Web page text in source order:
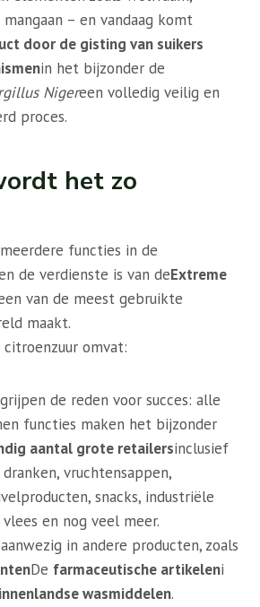
– en vandaag komt
door de gisting van suikers
in het bijzonder de
Nigereen volledig veilig en
proces.
het zo
functies in de
de verdienste is van deExtreme
van de meest gebruikte
maakt.
citroenzuur omvat:
de reden voor succes: alle
functies maken het bijzonder
aantal grote retailersinclusief
vruchtensappen,
snacks, industriële
en nog veel meer.
in andere producten, zoals
De farmaceutische artikeleni
wasmiddelen.